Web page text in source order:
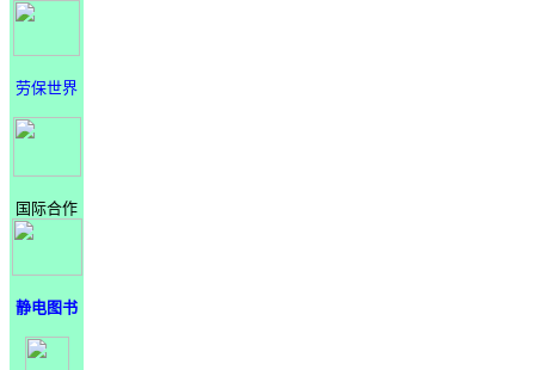
劳保世界
国际合作
静电图书